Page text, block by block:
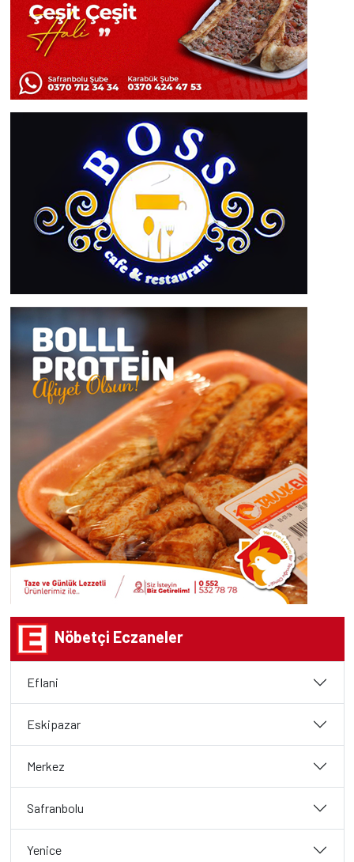
Nöbetçi Eczaneler
Eflani
Eskipazar
Merkez
Safranbolu
Yenice